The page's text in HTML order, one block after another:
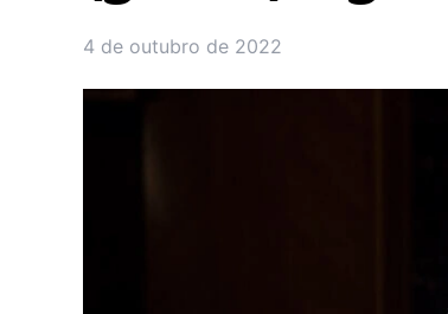
4 de outubro de 2022